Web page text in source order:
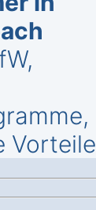
Vorteile